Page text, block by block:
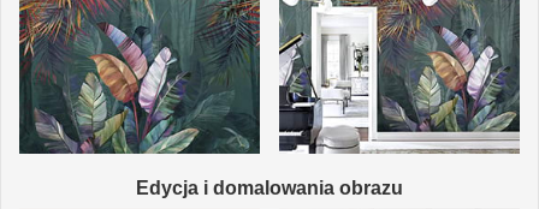
Edycja i domalowania obrazu